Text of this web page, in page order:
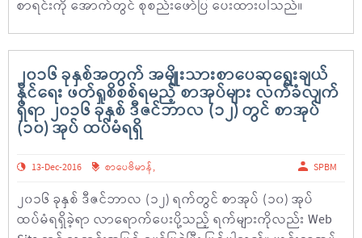
စာရင်းကို အောက်တွင် စုစည်းဖော်ပြ ပေးထားပါသည်။
၂၀၁၆ ခုနှစ်အတွက် အမျိုးသားစာပေဆုရွေးချယ်
နိုင်ရေး ဖတ်ရှုစိစစ်ရမည့် စာအုပ်များ လက်ခံလျက်
ရှိရာ ၂၀၁၆ ခုနှစ် ဒီဇင်ဘာလ (၁၂) တွင် စာအုပ်
(၁၀) အုပ် ထပ်မံရရှိ
13-Dec-2016 စာပေဗိမာန်, SPBM
၂၀၁၆ ခုနှစ် ဒီဇင်ဘာလ (၁၂) ရက်တွင် စာအုပ် (၁၀) အုပ်
ထပ်မံရရှိခဲ့ရာ လာရောက်ပေးပို့သည့် ရက်များကိုလည်း Web